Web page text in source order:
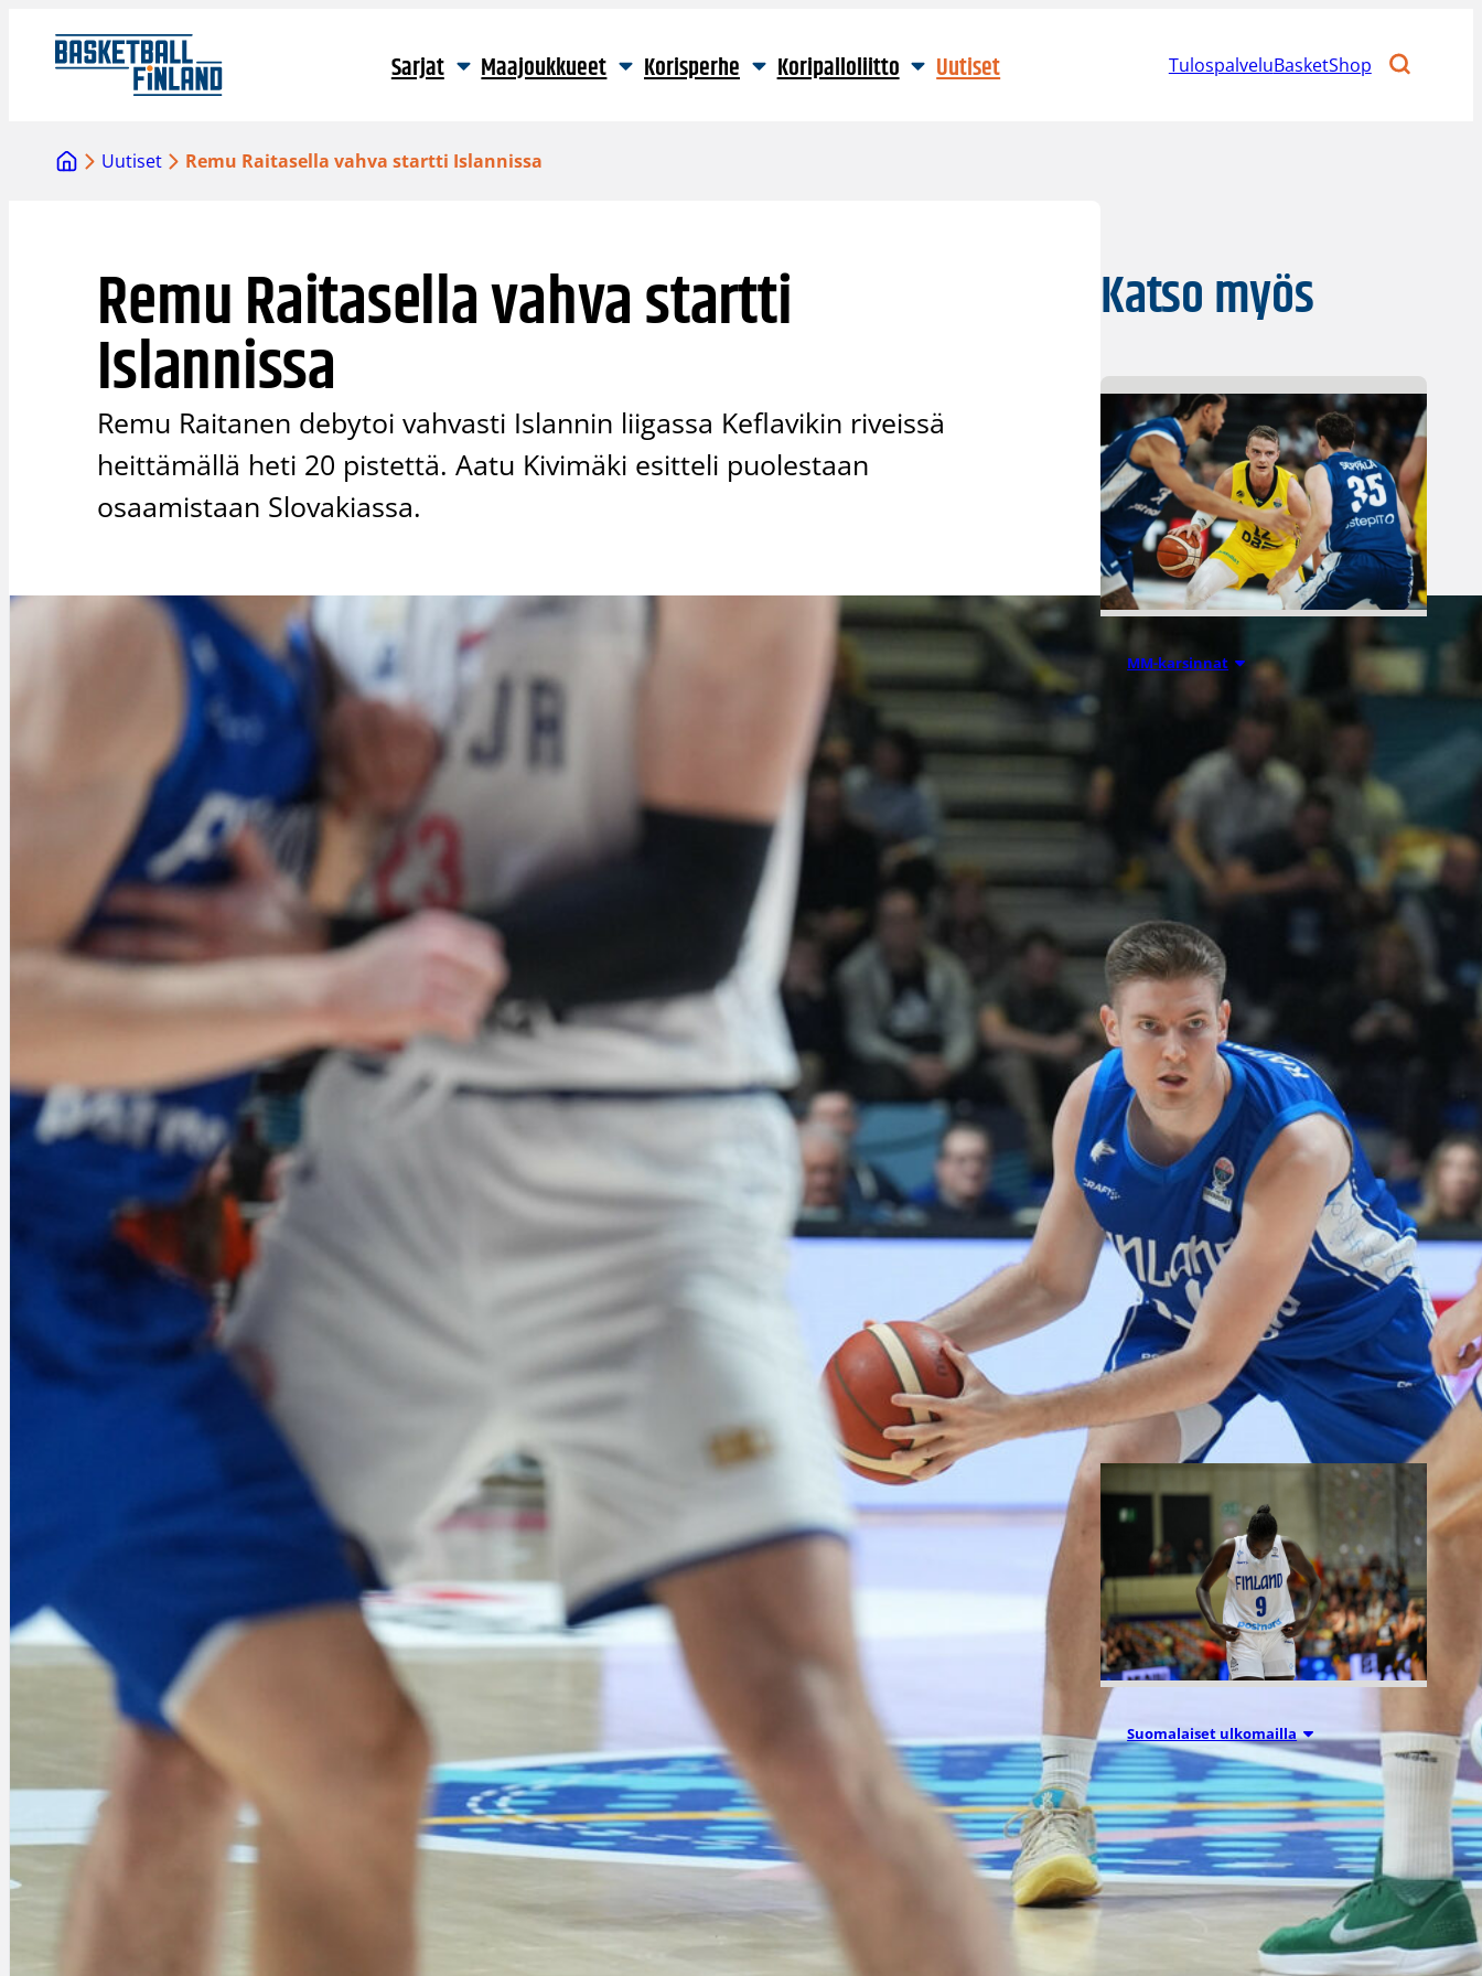
sisältöön
Sarjat Maajoukkueet Korisperhe Koripalloliitto Uutiset TulospalveluBasketShop
Uutiset Remu Raitasella vahva startti Islannissa
Remu Raitasella vahva startti
Islannissa
Remu Raitanen debytoi vahvasti Islannin liigassa Keflavikin riveissä
heittämällä heti 20 pistettä. Aatu Kivimäki esitteli puolestaan
osaamistaan Slovakiassa.
Katso myös
MM-karsinnat 05.08.2026 10:31
Ruotsi
Susijengin
kimppuun
Håkansonin ja
Larssonin
johdolla
MM-karsinnoissa kolmen voiton
putkessa viilettävä Ruotsi on
nimennyt miehistönsä elokuun
lopun MM-
jatkokarsintaikkunaan. Ruotsi
kohtaa Susijengin torstaina 27.8.
Helsingin Veikkaus Areenalla
nimivahvalla miehistöllä, jota
johtavat joukkueen pelin sielu,
pelinrakentaja Ludvig Håkanson
ja Miami Heatin laituri Pelle
Larsson.
Suomalaiset ulkomailla
03.08.2026 09:24
Dallas takaisin
voittokantaan
Connecticutin